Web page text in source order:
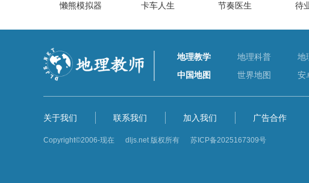
懒熊模拟器 卡车人生 节奏医生 待
地理教学 地理科普 地
中国地图
世界地图 安
关于我们 联系我们 加入我们 广告合作
Copyright©2006-现在 dljs.net 版权所有 苏ICP备2025167309号